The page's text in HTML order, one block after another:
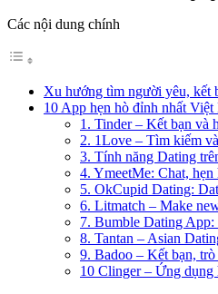
Các nội dung chính
Xu hướng tìm người yêu, kết
10 App hẹn hò đỉnh nhất Việt
1. Tinder – Kết bạn và
2. 1Love – Tìm kiếm
3. Tính năng Dating
4. YmeetMe: Chat, hẹn
5. OkCupid Dating:
6. Litmatch – Make
7. Bumble Dating
8. Tantan – Asian
9. Badoo – Kết bạn, trò
10 Clinger – Ứng dụng